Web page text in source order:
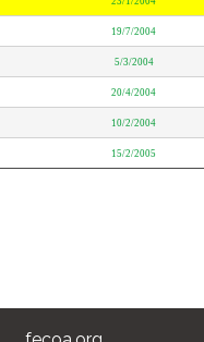
19/7/2004
5/3/2004
20/4/2004
10/2/2004
15/2/2005